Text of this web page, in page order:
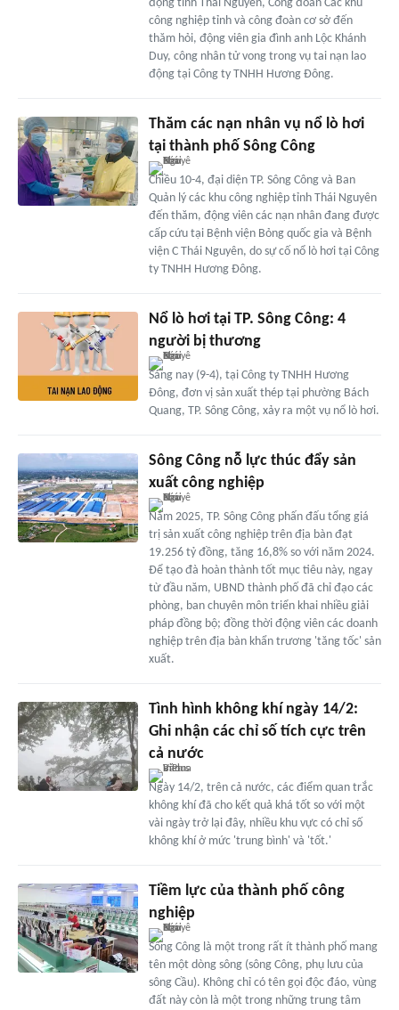
động tỉnh Thái Nguyên, Công đoàn Các khu
công nghiệp tỉnh và công đoàn cơ sở đến
thăm hỏi, động viên gia đình anh Lộc Khánh
Duy, công nhân tử vong trong vụ tai nạn lao
động tại Công ty TNHH Hương Đông.
Thăm các nạn nhân vụ nổ lò hơi
tại thành phố Sông Công
Chiều 10-4, đại diện TP. Sông Công và Ban
Quản lý các khu công nghiệp tỉnh Thái Nguyên
đến thăm, động viên các nạn nhân đang được
cấp cứu tại Bệnh viện Bỏng quốc gia và Bệnh
viện C Thái Nguyên, do sự cố nổ lò hơi tại Công
ty TNHH Hương Đông.
Nổ lò hơi tại TP. Sông Công: 4
người bị thương
Sáng nay (9-4), tại Công ty TNHH Hương
Đông, đơn vị sản xuất thép tại phường Bách
Quang, TP. Sông Công, xảy ra một vụ nổ lò hơi.
Sông Công nỗ lực thúc đẩy sản
xuất công nghiệp
Năm 2025, TP. Sông Công phấn đấu tổng giá
trị sản xuất công nghiệp trên địa bàn đạt
19.256 tỷ đồng, tăng 16,8% so với năm 2024.
Để tạo đà hoàn thành tốt mục tiêu này, ngay
từ đầu năm, UBND thành phố đã chỉ đạo các
phòng, ban chuyên môn triển khai nhiều giải
pháp đồng bộ; đồng thời động viên các doanh
nghiệp trên địa bàn khẩn trương 'tăng tốc' sản
xuất.
Tình hình không khí ngày 14/2:
Ghi nhận các chỉ số tích cực trên
cả nước
Ngày 14/2, trên cả nước, các điểm quan trắc
không khí đã cho kết quả khá tốt so với một
vài ngày trở lại đây, nhiều khu vực có chỉ số
không khí ở mức 'trung bình' và 'tốt.'
Tiềm lực của thành phố công
nghiệp
Sông Công là một trong rất ít thành phố mang
tên một dòng sông (sông Công, phụ lưu của
sông Cầu). Không chỉ có tên gọi độc đáo, vùng
đất này còn là một trong những trung tâm